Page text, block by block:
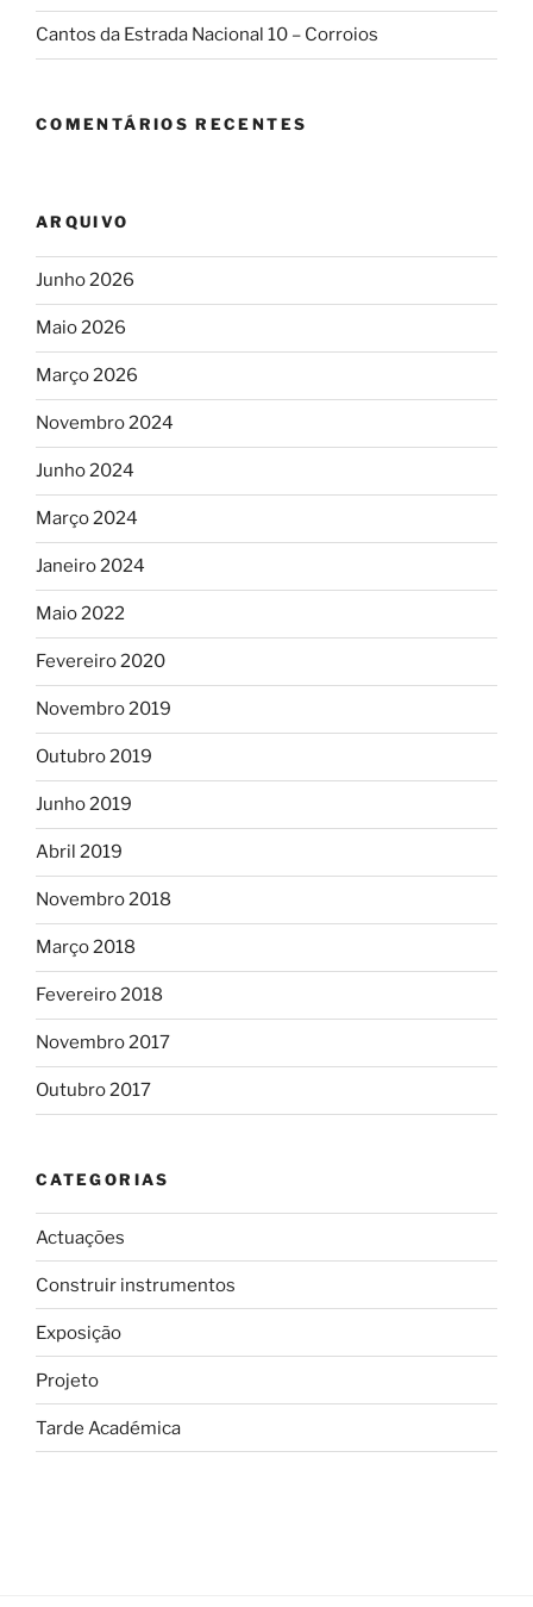
Cantos da Estrada Nacional 10 – Corroios
COMENTÁRIOS RECENTES
ARQUIVO
Junho 2026
Maio 2026
Março 2026
Novembro 2024
Junho 2024
Março 2024
Janeiro 2024
Maio 2022
Fevereiro 2020
Novembro 2019
Outubro 2019
Junho 2019
Abril 2019
Novembro 2018
Março 2018
Fevereiro 2018
Novembro 2017
Outubro 2017
CATEGORIAS
Actuações
Construir instrumentos
Exposição
Projeto
Tarde Académica